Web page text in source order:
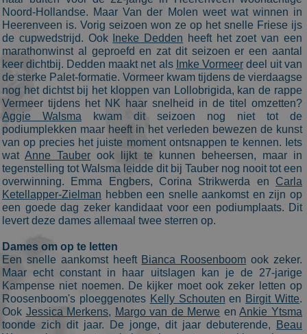
Noord-Hollandse. Maar Van der Molen weet wat winnen in
Heerenveen is. Vorig seizoen won ze op het snelle Friese ijs
de cupwedstrijd. Ook
Ineke Dedden heeft het zoet van een
marathonwinst al geproefd en zat dit seizoen er een aantal
keer dichtbij. Dedden maakt net als Imke Vormeerdeel uit van
de sterke Palet-formatie. Vormeer kwam tijdens de vierdaagse
nog het dichtst bij het kloppen van Lollobrigida, kan de rappe
Vermeer tijdens het NK haar snelheid in de titel omzetten?
Aggie Walsma kwam dit seizoen nog niet tot de
podiumplekken maar heeft in het verleden bewezen de kunst
van op precies het juiste moment ontsnappen te kennen. Iets
watAnne Tauber ook lijkt te kunnen beheersen, maar in
tegenstelling tot Walsma leidde dit bij Tauber nog nooit tot een
overwinning. Emma Engbers, Corina Strikwerda en Carla
Ketellapper-Zielman hebben een snelle aankomst en zijn op
een goede dag zeker kandidaat voor een podiumplaats. Dit
levert deze dames allemaal twee sterren op.
Dames om op te letten
Een snelle aankomst heeft Bianca Roosenboom ook zeker.
Maar echt constant in haar uitslagen kan je de 27-jarige
Kampense niet noemen. De kijker moet ook zeker letten op
Roosenboom's ploeggenotes Kelly Schouten en Birgit Witte.
Ook Jessica Merkens, Margo van de Merwe enAnkie Ytsma
toonde zich dit jaar. De jonge, dit jaar debuterende,
Beau
Naam
Aanbieder/
Domein
Vervaldatum
_ga
Google LLC
.schaatspeloton.nl
1 jaar 1
This cookie
name is
asssociated
with Google
Universal
Analytics -
which is a
significant
update to
Google's
more
commonly
used
analytics
service. This
cookie is
to
distinguish
number as a
client
identifier. It
is included in
each page
request in a
site and used
to calculate